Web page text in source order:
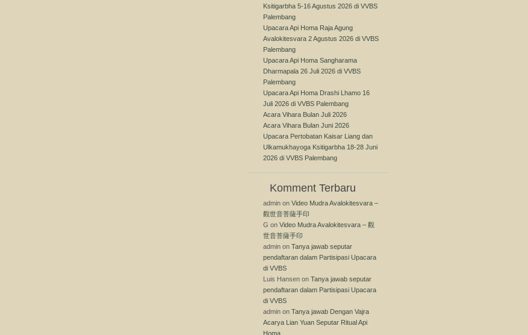
Ksitigarbha 5-16 Agustus 2026 di VVBS
Palembang
Upacara Api Homa Raja Agung
Avalokitesvara 2 Agustus 2026 di VVBS
Palembang
Upacara Api Homa Sangharama
Dharmapala 26 Juli 2026 di VVBS
Palembang
Upacara Api Homa Drashi Lhamo 16
Juli 2026 di VVBS Palembang
Acara Vihara Bulan Juli 2026
Acara Vihara Bulan Juni 2026
Upacara Pertobatan Kaisar Liang dan
Ulkamukhayoga Ksitigarbha 18-28 Juni
2026 di VVBS Palembang
Komment Terbaru
admin on Video Mudra Avalokitesvara –
觀世音菩薩手印
G on Video Mudra Avalokitesvara – 觀
世音菩薩手印
admin on Tanya jawab seputar
pendaftaran dalam Partisipasi Upacara
di VVBS
Luis Hansen on Tanya jawab seputar
pendaftaran dalam Partisipasi Upacara
di VVBS
admin on Tanya jawab Dengan Vajra
Acarya Lian Yuan Seputar Ritual Api
Homa